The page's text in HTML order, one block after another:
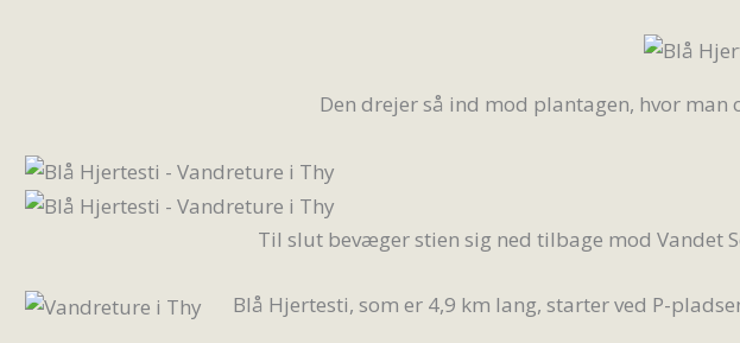
Den drejer så ind mod plantagen, hvor
Til slut bevæger stien sig ned tilbage mod Vandet
Blå Hjertesti, som er 4,9 km lang, starter ved P-